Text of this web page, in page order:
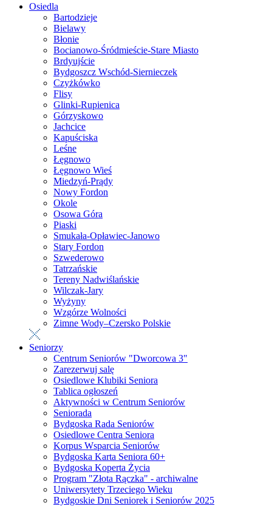
Osiedla
Bartodzieje
Bielawy
Błonie
Bocianowo-Śródmieście-Stare Miasto
Brdyujście
Bydgoszcz Wschód-Siernieczek
Czyżkówko
Flisy
Glinki-Rupienica
Górzyskowo
Jachcice
Kapuściska
Leśne
Łęgnowo
Łęgnowo Wieś
Miedzyń-Prądy
Nowy Fordon
Okole
Osowa Góra
Piaski
Smukała-Opławiec-Janowo
Stary Fordon
Szwederowo
Tatrzańskie
Tereny Nadwiślańskie
Wilczak-Jary
Wyżyny
Wzgórze Wolności
Zimne Wody–Czersko Polskie
Seniorzy
Centrum Seniorów "Dworcowa 3"
Zarezerwuj salę
Osiedlowe Klubiki Seniora
Tablica ogłoszeń
Aktywności w Centrum Seniorów
Seniorada
Bydgoska Rada Seniorów
Osiedlowe Centra Seniora
Korpus Wsparcia Seniorów
Bydgoska Karta Seniora 60+
Bydgoska Koperta Życia
Program "Złota Rączka" - archiwalne
Uniwersytety Trzeciego Wieku
Bydgoskie Dni Seniorek i Seniorów 2025